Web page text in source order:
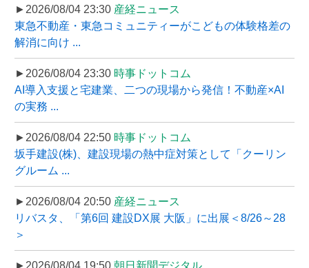
►2026/08/04 23:30 産経ニュース
東急不動産・東急コミュニティーがこどもの体験格差の
解消に向け ...
►2026/08/04 23:30 時事ドットコム
AI導入支援と宅建業、二つの現場から発信！不動産×AI
の実務 ...
►2026/08/04 22:50 時事ドットコム
坂手建設(株)、建設現場の熱中症対策として「クーリン
グルーム ...
►2026/08/04 20:50 産経ニュース
リバスタ、「第6回 建設DX展 大阪」に出展＜8/26～28
＞
►2026/08/04 19:50 朝日新聞デジタル